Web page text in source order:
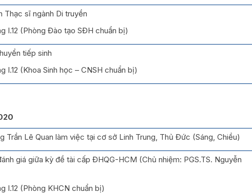
Thạc sĩ ngành Di truyền
I.12 (Phòng Đào tạo SĐH chuẩn bị)
tiếp sinh
I.12 (Khoa Sinh học – CNSH chuẩn bị)
Trần Lê Quan làm việc tại cơ sở Linh Trung, Thủ Đức (Sáng, Chiều)
giá giữa kỳ đề tài cấp ĐHQG-HCM (Chủ nhiệm: PGS.TS. Nguyễn
I.12 (Phòng KHCN chuẩn bị)